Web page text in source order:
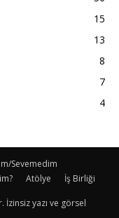
15
13
8
7
4
Sevemedim
Atölye İş Birliği
yazı ve görsel